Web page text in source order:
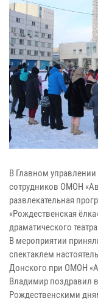
В Главном
сотрудников ОМОН
развлекательная
«Рождественская
драматического
В мероприятии
спектаклем
Донского при ОМОН
Владимир поздравил
Рождественскими